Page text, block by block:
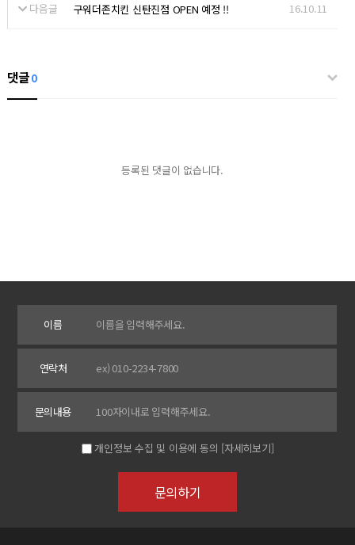
다음글 구워더존치킨 신탄진점 OPEN 예정 !! 16.10.11
댓글0
등록된 댓글이 없습니다.
이름
연락처
문의내용
개인정보 수집 및 이용에 동의 [자세히보기]